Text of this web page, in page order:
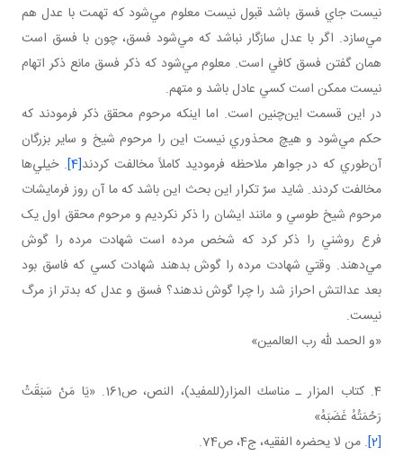
نيست جاي فسق باشد قبول نيست معلوم مي‌شود که تهمت با عدل هم
مي‌سازد. اگر با عدل سازگار نباشد که مي‌شود فسق، چون با فسق است
همان گفتن فسق کافي است. معلوم مي‌شود که ذکر فسق مانع ذکر اتهام
نيست ممکن است کسي عادل باشد و متهم.
در اين قسمت اين‌چنين است. اما اينکه مرحوم محقق ذکر فرمودند که
حکم مي‌شود و هيچ محذوري نيست اين را مرحوم شيخ و ساير بزرگان
آن‌طوري که در جواهر ملاحظه فرموديد کاملاً مخالفت کردند[4] . خيلي‌ها
مخالفت کردند. شايد سرّ تکرار اين بحث اين باشد که ما آن روز فرمايشات
مرحوم شيخ طوسي و مانند ايشان را ذکر نکرديم و مرحوم محقق اول يک
فرع روشني را ذکر کرد که شخص مرده است شهادت مرده را گوش
مي‌دهند. وقتي شهادت مرده را گوش بدهند شهادت کسي که فاسق بود
بعد عدالتش احراز شد را چرا گوش ندهند؟ فسق و عدل که بدتر از مرگ
نيست.
«و الحمد لله رب العالمين»
4. كتاب المزار ـ مناسك المزار(للمفيد)، النص، ص161. «يَا مَنْ‏ سَبَقَتْ‏
رَحْمَتُهُ‏ غَضَبَهُ»
[2] . من لا يحضره الفقيه، ج4، ص74.